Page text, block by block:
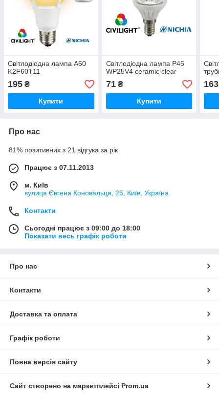
Світлодіодна лампа A60
K2F60T11
195 ₴
Купити
Світлодіодна лампа P45
WP25V4 ceramic clear
71₴
Купити
163
Про нас
81% позитивних з 21 відгука за рік
Працює з 07.11.2013
м. Київ
вулиця Євгена Коновальця, 26, Київ, Україна
Контакти
Сьогодні працює з 09:00 до 18:00
Показати весь графік роботи
Про нас
Контакти
Доставка та оплата
Графік роботи
Повна версія сайту
Сайт створено на маркетплейсі Prom.ua